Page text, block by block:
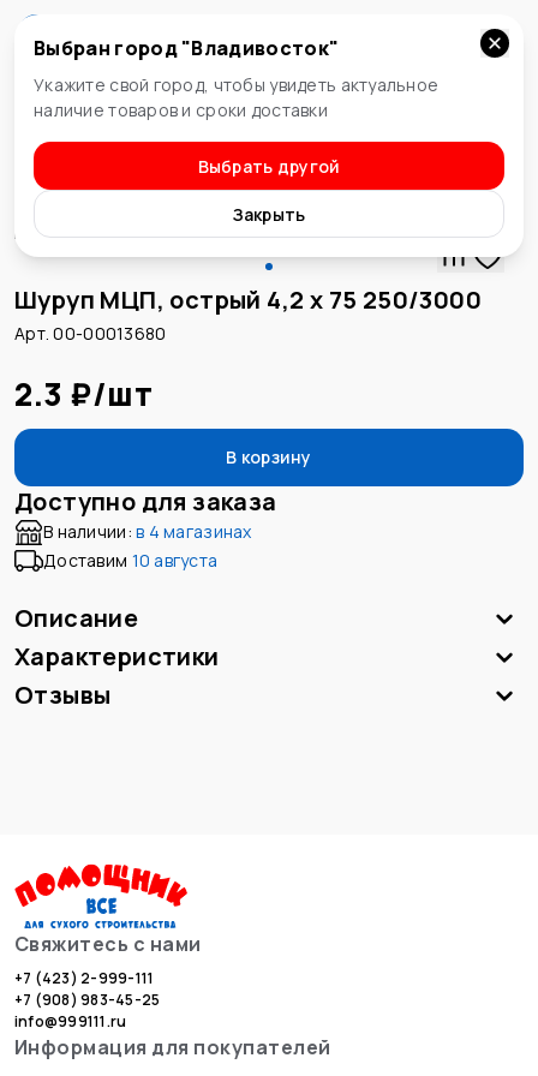
Владивосток
Выбран город "Владивосток"
Укажите свой город, чтобы увидеть актуальное
наличие товаров и сроки доставки
Выбрать другой
Закрыть
Шурупы и саморезы
Шуруп МЦП, острый 4,2 х 75 250/3000
Арт. 00-00013680
2.3 ₽/шт
В корзину
Доступно для заказа
В наличии: в 4 магазинах
Доставим 10 августа
Описание
Характеристики
Отзывы
Свяжитесь с нами
+7 (423) 2-999-111
+7 (908) 983-45-25
info@999111.ru
Информация для покупателей